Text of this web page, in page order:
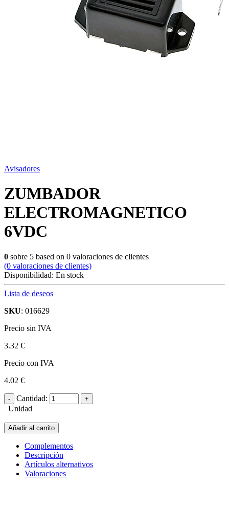
Avisadores
ZUMBADOR
ELECTROMAGNETICO
6VDC
0 sobre 5 based on 0 valoraciones de clientes
(0 valoraciones de clientes)
Disponibilidad: En stock
Lista de deseos
SKU: 016629
Precio sin IVA
3.32 €
Precio con IVA
4.02 €
Cantidad:
Unidad
Añadir al carrito
Complementos
Descripción
Artículos alternativos
Valoraciones